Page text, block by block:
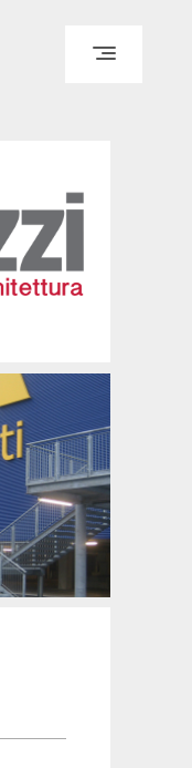
PROGETTAZIONE
DIREZIONE LAVORI
SISTEMI DI RIVESTIMENTO
PORTFOLIO
IN EVIDENZA
DRAWINGS
CONTATTI